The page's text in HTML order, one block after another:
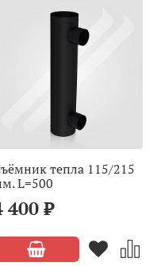
тепла 115/215
L=500
400 ₽